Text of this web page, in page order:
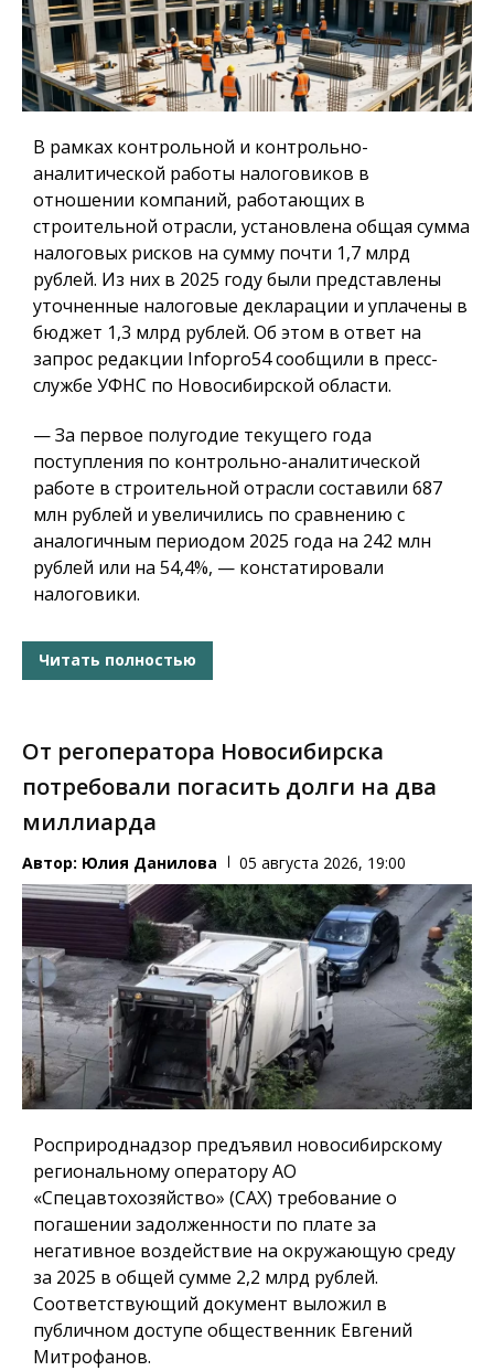
В рамках контрольной и контрольно-
аналитической работы налоговиков в
отношении компаний, работающих в
строительной отрасли, установлена общая сумма
налоговых рисков на сумму почти 1,7 млрд
рублей. Из них в 2025 году были представлены
уточненные налоговые декларации и уплачены в
бюджет 1,3 млрд рублей. Об этом в ответ на
запрос редакции Infopro54 сообщили в пресс-
службе УФНС по Новосибирской области.
— За первое полугодие текущего года
поступления по контрольно-аналитической
работе в строительной отрасли составили 687
млн рублей и увеличились по сравнению с
аналогичным периодом 2025 года на 242 млн
рублей или на 54,4%, — констатировали
налоговики.
Читать полностью
От регоператора Новосибирска
потребовали погасить долги на два
миллиарда
Автор: Юлия Данилова 05 августа 2026, 19:00
Росприроднадзор предъявил новосибирскому
региональному оператору АО
«Спецавтохозяйство» (САХ) требование о
погашении задолженности по плате за
негативное воздействие на окружающую среду
за 2025 в общей сумме 2,2 млрд рублей.
Соответствующий документ выложил в
публичном доступе общественник Евгений
Митрофанов.